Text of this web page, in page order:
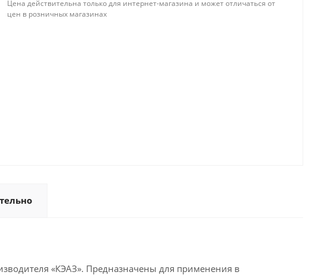
Цена действительна только для интернет-магазина и может отличаться от
цен в розничных магазинах
«КЭАЗ». Предназначены для применения в